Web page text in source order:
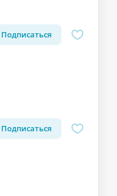
Подписаться
Подписаться